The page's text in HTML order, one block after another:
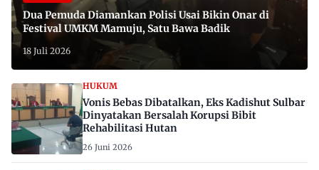
Dua Pemuda Diamankan Polisi Usai Bikin Onar di
Festival UMKM Mamuju, Satu Bawa Badik
18 Juli 2026
HUKUM
Vonis Bebas Dibatalkan, Eks Kadishut Sulbar
Dinyatakan Bersalah Korupsi Bibit
Rehabilitasi Hutan
26 Juni 2026